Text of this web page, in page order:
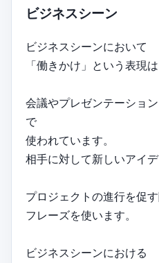
ビジネスシーン
ビジネスシーンにおいて
「働きかけ」という表現は
会議やプレゼンテーショ
で
使われています。
相手に対して新しいアイデ
プロジェクトの進行を促
フレーズを使います。
ビジネスシーンにおける